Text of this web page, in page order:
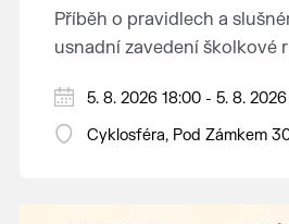
Příběh o pravidlech a
usnadní zavedení školkové
Hraje se jen za příznivého
Vstupné dobrovolné.
5. 8. 2026 18:00 - 5. 8.
Cyklosféra, Pod Zámkem